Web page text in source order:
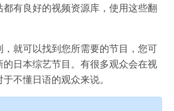
有良好的视频资源库，使用这些翻
就可以找到您所需要的节目，您可
日本综艺节目。有很多观众会在视
不懂日语的观众来说。